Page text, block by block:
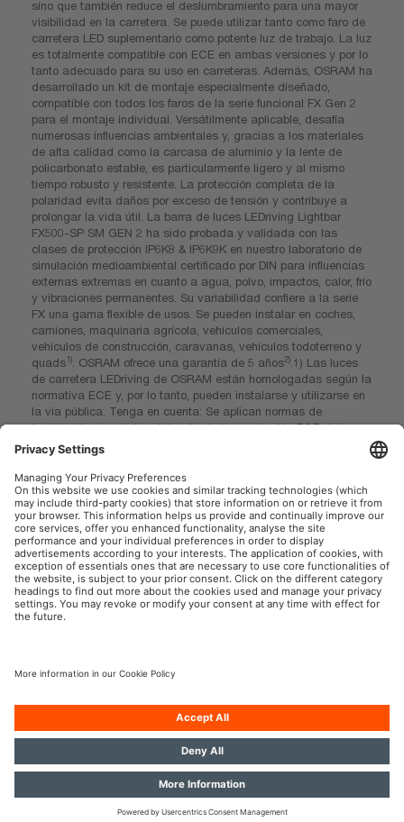
sino que también reduce el deslumbramiento para una mayor
visibilidad en la carretera. Se puede utilizar tanto como faro de
carretera LED suplementario como potente luz de trabajo. La luz
es totalmente compatible con ECE en ambas versiones y por lo
tanto adecuado para su uso en carreteras. Además, OSRAM ha
desarrollado un kit de montaje especialmente diseñado,
compatible con todos los faros de la serie funcional FX Gen 2
para el montaje individual. Versátilmente aplicable, desafía
numerosas influencias ambientales y, gracias a los materiales
de alta calidad como la carcasa de aluminio y la lente de
policarbonato estable, es particularmente ligero y al mismo
tiempo robusto y resistente. La protección completa de la
polaridad evita daños por exceso de tensión y contribuye a
prolongar la vida útil. La barra de luces LEDriving Lightbar
FX500-SP SM GEN 2 ha sido probada y validada con las
clases de protección IP6K8 & IP6K9K en nuestro laboratorio de
simulación medioambiental certificado por DIN para influencias
externas extremas en cuanto a agua, polvo, impactos, calor, frío
y vibraciones permanentes. Su variabilidad confiere a la serie
FX una gama flexible de usos. Se pueden instalar en coches,
camiones, maquinaria agrícola, vehículos comerciales,
vehículos de construcción, caravanas, vehículos todoterreno y
quads1) . OSRAM ofrece una garantía de 5 años2) .1) Las luces
de carretera LEDriving de OSRAM están homologadas según la
normativa ECE y, por lo tanto, pueden instalarse y utilizarse en
la vía pública. Tenga en cuenta: Se aplican normas de
instalación especiales. Además de la aprobación ECE del
producto, deben observarse los requisitos especiales
individuales y la legislación de los países. 2) Para conocer las
condiciones exactas, consulte: www.osram.com/am-guarantee
OSRAM Automotive en las redes sociales
© 2026, OSRAM GmbH. Reservados todos los derechos.